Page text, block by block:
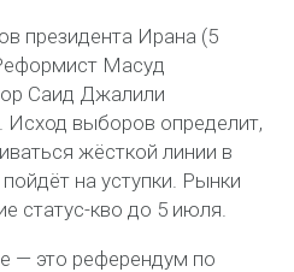
президента Ирана (5
Масуд
Саид Джалили
выборов определит,
жёсткой линии в
на уступки. Рынки
статус-кво до 5 июля.
— это референдум по